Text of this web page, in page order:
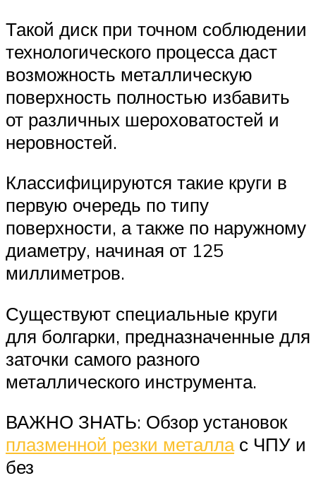
Такой диск при точном соблюдении
технологического процесса даст
возможность металлическую
поверхность полностью избавить
от различных шероховатостей и
неровностей.
Классифицируются такие круги в
первую очередь по типу
поверхности, а также по наружному
диаметру, начиная от 125
миллиметров.
Существуют специальные круги
для болгарки, предназначенные для
заточки самого разного
металлического инструмента.
ВАЖНО ЗНАТЬ: Обзор установок
плазменной резки металлас ЧПУ и
без